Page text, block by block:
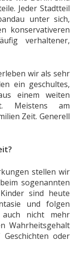
Jeder Stadtteil
unter sich,
konservativeren
verhaltener,
wir als sehr
ein geschultes,
einem weiten
Meistens am
Zeit. Generell
stellen wir
sogenannten
sind heute
und folgen
auch nicht mehr
Wahrheitsgehalt
oder